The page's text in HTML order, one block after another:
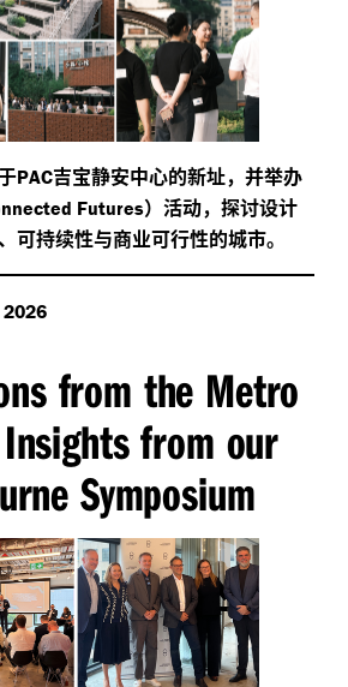
PAC吉宝静安中心的新址，并举办
Futures）活动，探讨设计
可持续性与商业可行性的城市。
2026
from the Metro
Insights from our
Symposium